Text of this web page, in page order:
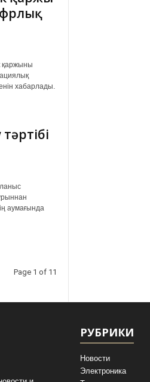
қаржыны
хабарлады.
аумағында
Page 1 of 11
РУБРИКИ
Новости
Электроника